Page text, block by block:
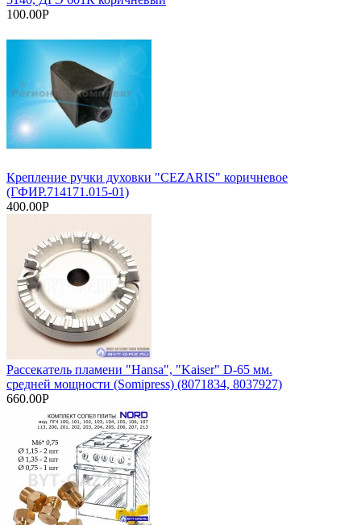
100.00Р
Крепление ручки духовки "CEZARIS" коричневое
(ГФИР.714171.015-01)
400.00Р
Рассекатель пламени "Hansa", "Kaiser" D-65 мм.
средней мощности (Somipress) (8071834, 8037927)
660.00Р